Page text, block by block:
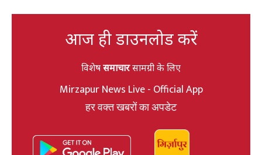
आज ही डाउनलोड करें
विशेषसमाचारसामग्री के लिए
Mirzapur News Live - Official App
हर वक्त खबरों का अपडेट